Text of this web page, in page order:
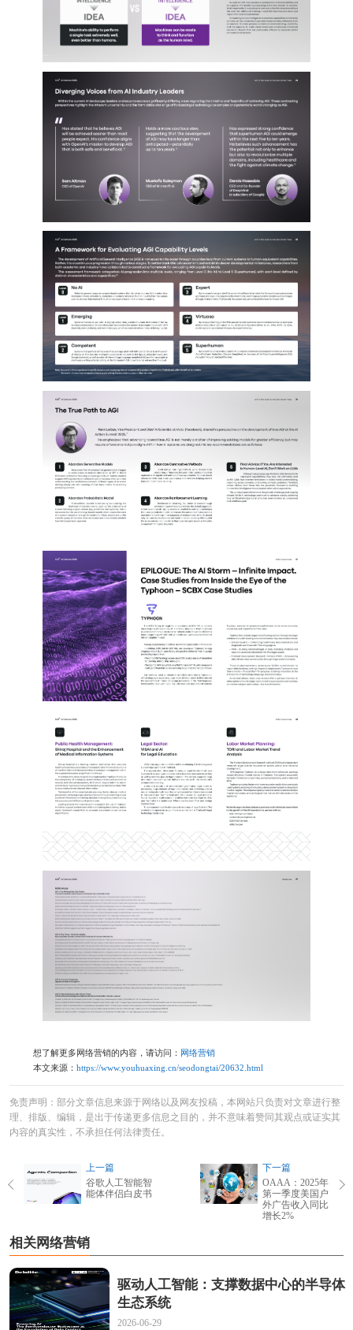
想了解更多网络营销的内容，请访问： 网络营销
本文来源： https://www.youhuaxing.cn/seodongtai/20632.html
免责声明：部分文章信息来源于网络以及网友投稿，本网站只负责对文章进行整
理、排版、编辑，是出于传递更多信息之目的，并不意味着赞同其观点或证实其
内容的真实性，不承担任何法律责任。
上一篇
谷歌人工智能智
能体伴侣白皮书
下一篇
OAAA：2025年
第一季度美国户
外广告收入同比
增长2%
相关网络营销
驱动人工智能：支撑数据中心的半导体
生态系统
2026-06-29